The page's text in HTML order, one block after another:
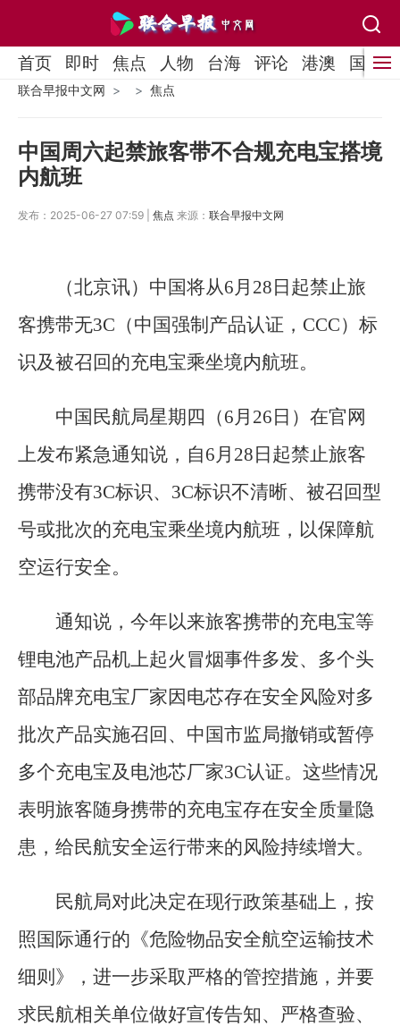
首页 即时 焦点 人物 台海 评论 港澳 国际
联合早报中文网 焦点
中国周六起禁旅客带不合规充电宝搭境
内航班
发布：2025-06-27 07:59 | 焦点 来源： 联合早报中文网
（北京讯）中国将从6月28日起禁止旅
客携带无3C（中国强制产品认证，CCC）标
识及被召回的充电宝乘坐境内航班。
中国民航局星期四（6月26日）在官网
上发布紧急通知说，自6月28日起禁止旅客
携带没有3C标识、3C标识不清晰、被召回型
号或批次的充电宝乘坐境内航班，以保障航
空运行安全。
通知说，今年以来旅客携带的充电宝等
锂电池产品机上起火冒烟事件多发、多个头
部品牌充电宝厂家因电芯存在安全风险对多
批次产品实施召回、中国市监局撤销或暂停
多个充电宝及电池芯厂家3C认证。这些情况
表明旅客随身携带的充电宝存在安全质量隐
患，给民航安全运行带来的风险持续增大。
民航局对此决定在现行政策基础上，按
照国际通行的《危险物品安全航空运输技术
细则》，进一步采取严格的管控措施，并要
求民航相关单位做好宣传告知、严格查验、